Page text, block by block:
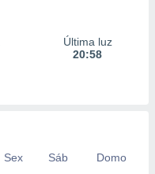
Última luz
20:58
Sex Sáb
Domo